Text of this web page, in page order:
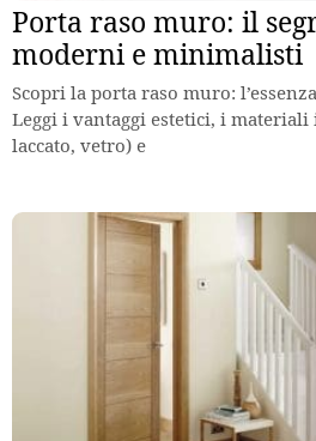
Porta raso muro: il
moderni e minimalisti
Scopri la porta raso muro:
Leggi i vantaggi estetici, i
laccato, vetro) e